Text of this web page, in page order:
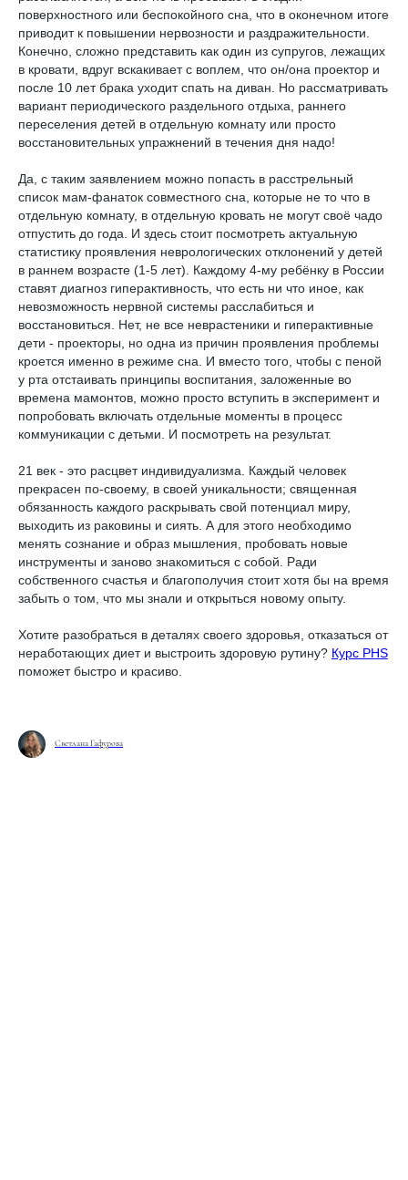
поверхностного или беспокойного сна, что в оконечном итоге
приводит к повышении нервозности и раздражительности.
Конечно, сложно представить как один из супругов, лежащих
в кровати, вдруг вскакивает с воплем, что он/она проектор и
после 10 лет брака уходит спать на диван. Но рассматривать
вариант периодического раздельного отдыха, раннего
переселения детей в отдельную комнату или просто
восстановительных упражнений в течения дня надо!
Да, с таким заявлением можно попасть в расстрельный
список мам-фанаток совместного сна, которые не то что в
отдельную комнату, в отдельную кровать не могут своё чадо
отпустить до года. И здесь стоит посмотреть актуальную
статистику проявления неврологических отклонений у детей
в раннем возрасте (1-5 лет). Каждому 4-му ребёнку в России
ставят диагноз гиперактивность, что есть ни что иное, как
невозможность нервной системы расслабиться и
восстановиться. Нет, не все неврастеники и гиперактивные
дети - проекторы, но одна из причин проявления проблемы
кроется именно в режиме сна. И вместо того, чтобы с пеной
у рта отстаивать принципы воспитания, заложенные во
времена мамонтов, можно просто вступить в эксперимент и
попробовать включать отдельные моменты в процесс
коммуникации с детьми. И посмотреть на результат.
21 век - это расцвет индивидуализма. Каждый человек
прекрасен по-своему, в своей уникальности; священная
обязанность каждого раскрывать свой потенциал миру,
выходить из раковины и сиять. А для этого необходимо
менять сознание и образ мышления, пробовать новые
инструменты и заново знакомиться с собой. Ради
собственного счастья и благополучия стоит хотя бы на время
забыть о том, что мы знали и открыться новому опыту.
Хотите разобраться в деталях своего здоровья, отказаться от
неработающих диет и выстроить здоровую рутину? Курс PHS
поможет быстро и красиво.
Светлана Гафурова